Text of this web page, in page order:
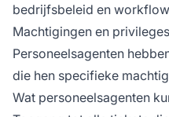
bedrijfsbeleid en
Machtigingen en
Personeelsagenten
die hen specifieke
Wat personeelsagenten